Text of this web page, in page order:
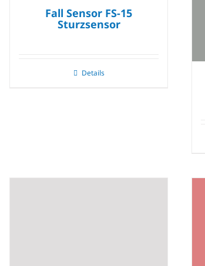
Fall Sensor FS-15
Sturzsensor
Details